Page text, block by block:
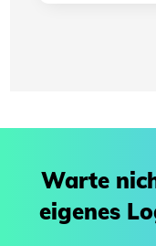
Warte
eigenes